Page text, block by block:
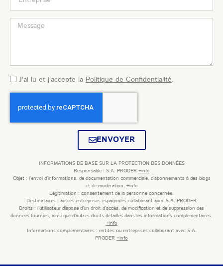
J'ai lu et j'accepte la Politique de Confidentialité.
ENVOYER
INFORMATIONS DE BASE SUR LA PROTECTION DES DONNÉES
Responsable : S.A. PRODER +info
Objet : l’envoi d’informations, de documentation commerciale, d’abonnements à des blogs
et de modération. +info
Légitimation : consentement de la personne concernée.
Destinataires : autres entreprises espagnoles collaborant avec S.A. PRODER
Droits : l’utilisateur dispose d’un droit d’accès, de modification et de suppression des
données fournies, ainsi que d’autres droits détaillés dans les informations complémentaires.
+info
Informations complémentaires : entités ou entreprises collaborant avec S.A.
PRODER +info